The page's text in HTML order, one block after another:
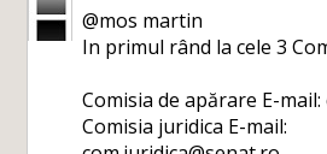
@mos martin
In primul rând la cele 3
Comisia de apărare E-
Comisia juridica E-mail: